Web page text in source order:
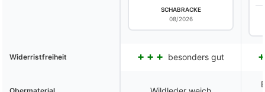
SCHABRACKE
08/2026
Widerristfreiheit besonders gut